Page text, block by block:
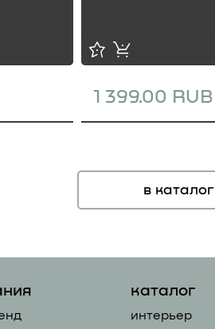
1 399.00 RUB
в каталог
каталог
интерьер